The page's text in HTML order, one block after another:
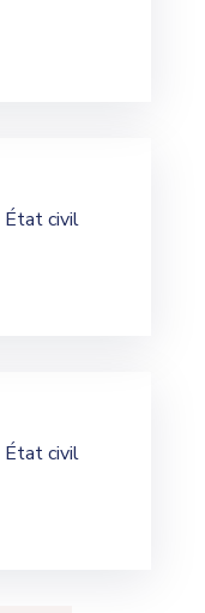
État civil
État civil